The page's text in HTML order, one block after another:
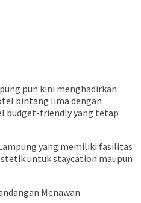
pun kini menghadirkan
bintang lima dengan
budget-friendly yang tetap
yang memiliki fasilitas
untuk staycation maupun
Menawan